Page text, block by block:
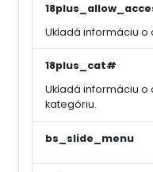
Ukladá informáciu o
18plus_cat#
Ukladá informáciu o
kategóriu.
bs_slide_menu